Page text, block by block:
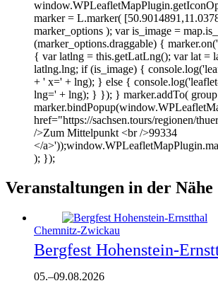
marker = L.marker(
marker_options ); var is_image =
(marker_options.draggable) {
{ var latlng = this.getLatLng(); var lat =
latlng.lng; if (is_image) {
+ ' x=' + lng); } else {
lng=' + lng); } }); } marker.addTo(
href="https://sachsen.tours/regionen/
/>Zum Mittelpunkt <br />99334
</
); });
Veranstaltungen in der Nähe
Chemnitz-Zwickau
Bergfest Hohenstein-
05.–09.08.2026